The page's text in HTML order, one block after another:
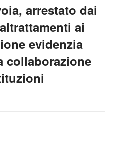
arrestato dai
ai
evidenzia
collaborazione